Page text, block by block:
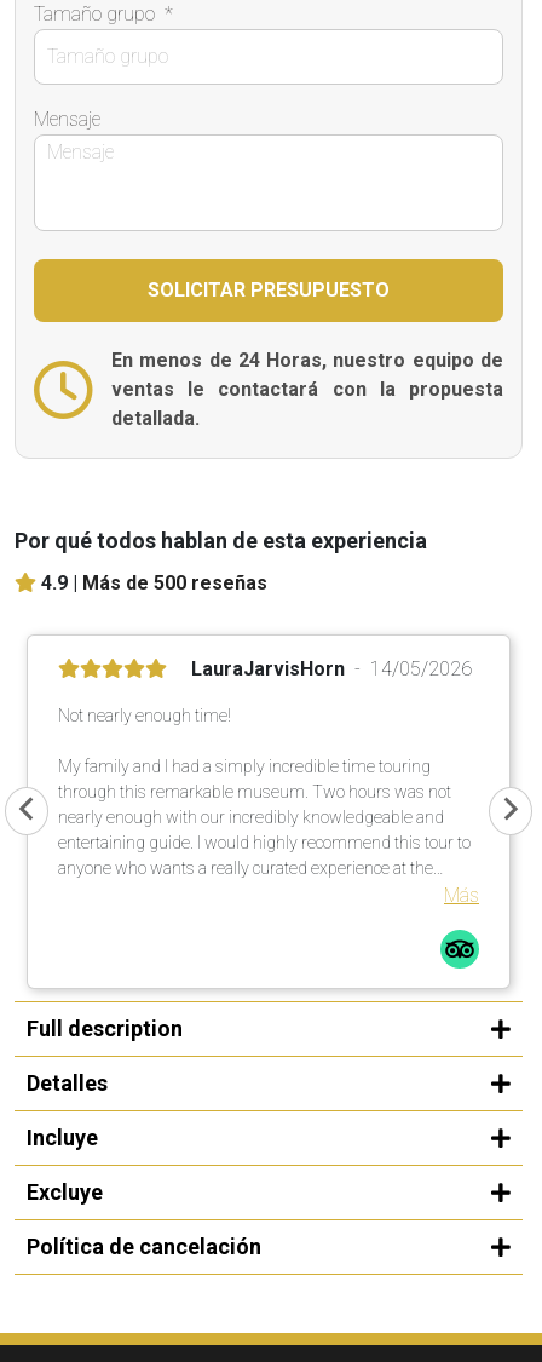
Tamaño grupo *
Mensaje
En menos de 24 Horas, nuestro equipo de
ventas le contactará con la propuesta
detallada.
Por qué todos hablan de esta experiencia
4.9 | Más de 500 reseñas
LauraJarvisHorn 14/05/2026
Not nearly enough time!
My family and I had a simply incredible time touring
through this remarkable museum. Two hours was not
nearly enough with our incredibly knowledgeable and
entertaining guide. I would highly recommend this tour to
anyone who wants a really curated experience at the
Más
Full description
Detalles
Incluye
Excluye
Política de cancelación